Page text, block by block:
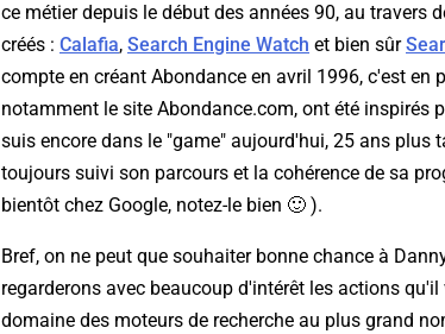
ce métier depuis le début des années 90, au travers
créés : Calafia, Search Engine Watch et bien sûr
compte en créant Abondance en avril 1996, c'est en
notamment le site Abondance.com, ont été inspirés
suis encore dans le "game" aujourd'hui, 25 ans plus
toujours suivi son parcours et la cohérence de sa
bientôt chez Google, notez-le bien 🙂 ).
Bref, on ne peut que souhaiter bonne chance à
regarderons avec beaucoup d'intérêt les actions
domaine des moteurs de recherche au plus grand